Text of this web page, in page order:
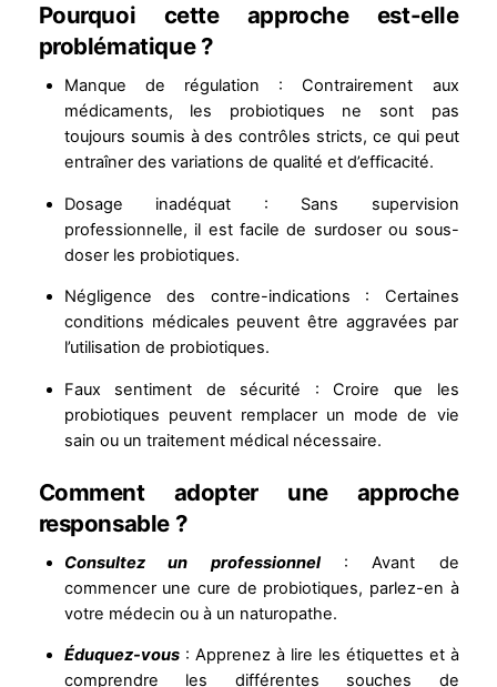
Pourquoi cette approche est-elle
problématique ?
Manque de régulation : Contrairement aux
médicaments, les probiotiques ne sont pas
toujours soumis à des contrôles stricts, ce qui peut
entraîner des variations de qualité et d’efficacité.
Dosage inadéquat : Sans supervision
professionnelle, il est facile de surdoser ou sous-
doser les probiotiques.
Négligence des contre-indications : Certaines
conditions médicales peuvent être aggravées par
l’utilisation de probiotiques.
Faux sentiment de sécurité : Croire que les
probiotiques peuvent remplacer un mode de vie
sain ou un traitement médical nécessaire.
Comment adopter une approche
responsable ?
Consultez un professionnel
: Avant de
commencer une cure de probiotiques, parlez-en à
votre médecin ou à un naturopathe.
Éduquez-vous : Apprenez à lire les étiquettes et à
comprendre les différentes souches de